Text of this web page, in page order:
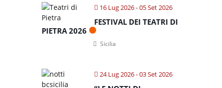
16 Lug 2026- 05 Set 2026
FESTIVAL DEI TEATRI DI
PIETRA 2026
Sicilia
24 Lug 2026- 03 Set 2026